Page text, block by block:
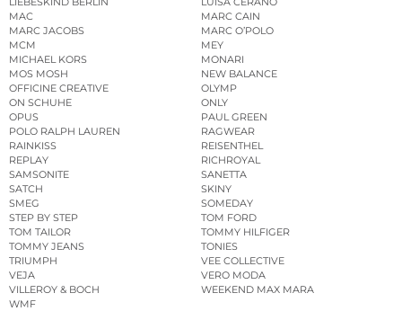
MAC
MARC CAIN
MARC JACOBS
MARC O’POLO
MCM
MEY
MICHAEL KORS
MONARI
MOS MOSH
NEW BALANCE
OFFICINE CREATIVE
OLYMP
ON SCHUHE
ONLY
OPUS
PAUL GREEN
POLO RALPH LAUREN
RAGWEAR
RAINKISS
REISENTHEL
REPLAY
RICHROYAL
SAMSONITE
SANETTA
SATCH
SKINY
SMEG
SOMEDAY
STEP BY STEP
TOM FORD
TOM TAILOR
TOMMY HILFIGER
TOMMY JEANS
TONIES
TRIUMPH
VEE COLLECTIVE
VEJA
VERO MODA
VILLEROY & BOCH
WEEKEND MAX MARA
WMF